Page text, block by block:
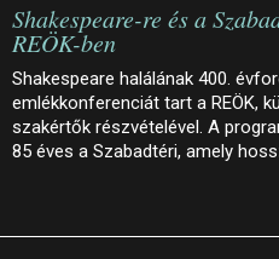
Shakespeare-re és a
REÖK-ben
Shakespeare halálának 400.
emlékkonferenciát tart a REÖK,
szakértők részvételével. A
85 éves a Szabadtéri, amely